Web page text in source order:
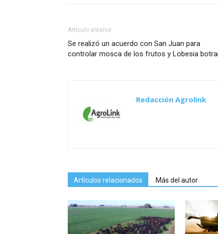
Artículo anterior
Se realizó un acuerdo con San Juan para
controlar mosca de los frutos y Lobesia
Redacción Agrolink
Artículos relacionados Más del autor